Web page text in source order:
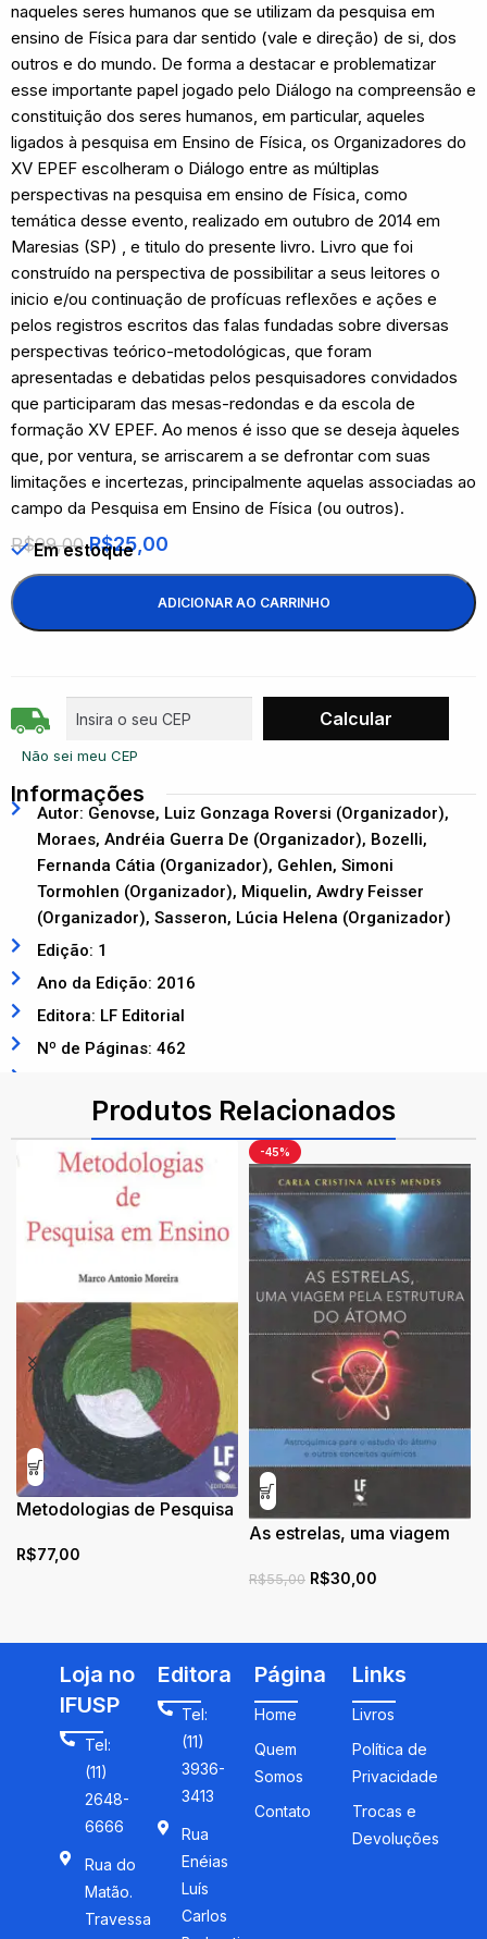
naqueles seres humanos que se utilizam da pesquisa em
ensino de Física para dar sentido (vale e direção) de si, dos
outros e do mundo. De forma a destacar e problematizar
esse importante papel jogado pelo Diálogo na compreensão e
constituição dos seres humanos, em particular, aqueles
ligados à pesquisa em Ensino de Física, os Organizadores do
XV EPEF escolheram o Diálogo entre as múltiplas
perspectivas na pesquisa em ensino de Física, como
temática desse evento, realizado em outubro de 2014 em
Maresias (SP) , e titulo do presente livro. Livro que foi
construído na perspectiva de possibilitar a seus leitores o
inicio e/ou continuação de profícuas reflexões e ações e
pelos registros escritos das falas fundadas sobre diversas
perspectivas teórico-metodológicas, que foram
apresentadas e debatidas pelos pesquisadores convidados
que participaram das mesas-redondas e da escola de
formação XV EPEF. Ao menos é isso que se deseja àqueles
que, por ventura, se arriscarem a se defrontar com suas
limitações e incertezas, principalmente aquelas associadas ao
campo da Pesquisa em Ensino de Física (ou outros).
R$99,00 R$25,00
Em estoque
ADICIONAR AO CARRINHO
Não sei meu CEP
Informações
Autor: Genovse, Luiz Gonzaga Roversi (Organizador),
Moraes, Andréia Guerra De (Organizador), Bozelli,
Fernanda Cátia (Organizador), Gehlen, Simoni
Tormohlen (Organizador), Miquelin, Awdry Feisser
(Organizador), Sasseron, Lúcia Helena (Organizador)
Edição: 1
Ano da Edição: 2016
Editora: LF Editorial
Nº de Páginas: 462
Produtos Relacionados
Metodologias de Pesquisa
R$77,00
-45%
As estrelas, uma viagem
R$55,00 R$30,00
Loja no
IFUSP
Tel:
(11)
2648-
6666
Rua do
Matão.
Travessa
Editora
Tel:
(11)
3936-
3413
Rua
Enéias
Luís
Carlos
Página
Home
Quem
Somos
Contato
Links
Livros
Política de
Privacidade
Trocas e
Devoluções